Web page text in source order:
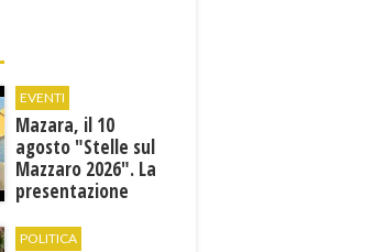
EVENTI
Mazara, il 10
agosto "Stelle sul
Mazzaro 2026". La
presentazione
POLITICA